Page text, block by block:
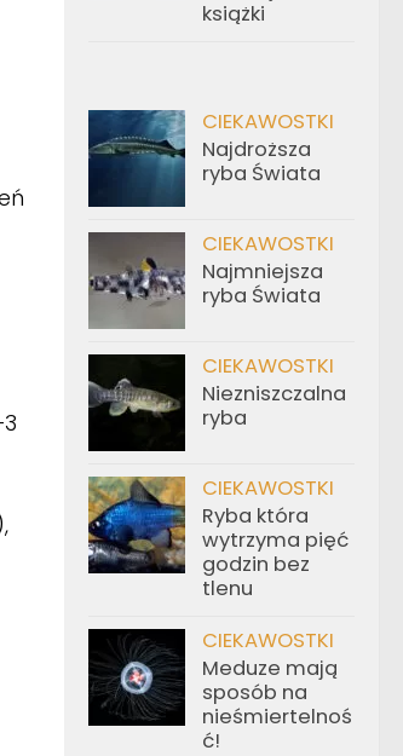
książki
CIEKAWOSTKI
Najdroższa
ryba Świata
CIEKAWOSTKI
Najmniejsza
ryba Świata
CIEKAWOSTKI
Niezniszczalna
ryba
CIEKAWOSTKI
Ryba która
wytrzyma pięć
godzin bez
tlenu
CIEKAWOSTKI
Meduze mają
sposób na
nieśmiertelnoś
ć!